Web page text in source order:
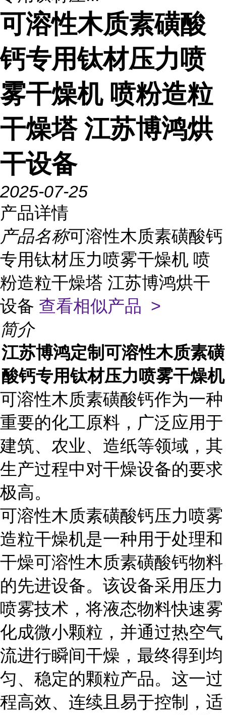
可溶性木质素磺酸
钙专用钛材压力喷
雾干燥机 喷粉造粒
干燥塔 江苏博鸿烘
干设备
2025-07-25
产品详情
产品名称可溶性木质素磺酸钙
专用钛材压力喷雾干燥机 喷
粉造粒干燥塔 江苏博鸿烘干
设备 查看相似产品 >
简介
江苏博鸿定制可溶性木质素磺
酸钙专用钛材压力喷雾干燥机
可溶性木质素磺酸钙作为一种
重要的化工原料，广泛应用于
建筑、农业、造纸等领域，其
生产过程中对干燥设备的要求
极高。
可溶性木质素磺酸钙压力喷雾
造粒干燥机是一种用于处理和
干燥可溶性木质素磺酸钙物料
的先进设备。该设备采用压力
喷雾技术，将液态物料快速雾
化成微小颗粒，并通过热空气
流进行瞬间干燥，最终得到均
匀、稳定的颗粒产品。这一过
程高效、连续且易于控制，适